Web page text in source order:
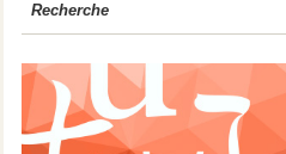
Recherche